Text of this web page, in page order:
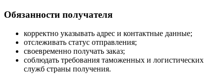
Обязанности получателя
корректно указывать адрес и контактные данные;
отслеживать статус отправления;
своевременно получать заказ;
соблюдать требования таможенных и логистических
служб страны получения.